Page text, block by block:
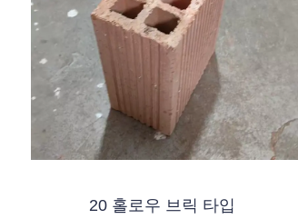
20 홀로우 브릭 타입